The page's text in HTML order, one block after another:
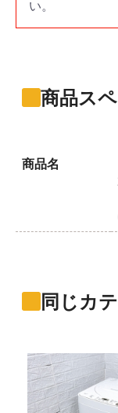
い。
商品ス
商品名
同じカ